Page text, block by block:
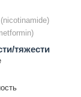
(nicotinamide)
тяжести